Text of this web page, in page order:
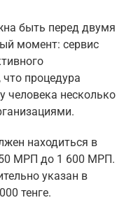
быть перед двумя
момент: сервис
процедура
человека несколько
находиться в
МРП до 1 600 МРП.
указан в
тенге.